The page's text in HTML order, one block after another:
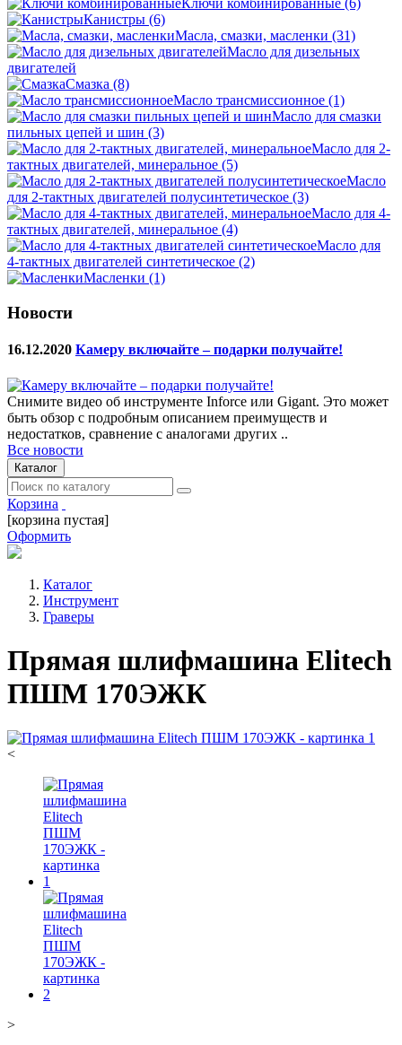
Ключи комбинированные (6)
Канистры (6)
Масла, смазки, масленки (31)
Масло для дизельных
двигателей
Смазка (8)
Масло трансмиссионное (1)
Масло для смазки
пильных цепей и шин (3)
Масло для 2-
тактных двигателей, минеральное (5)
Масло
для 2-тактных двигателей полусинтетическое (3)
Масло для 4-
тактных двигателей, минеральное (4)
Масло для
4-тактных двигателей синтетическое (2)
Масленки (1)
Новости
16.12.2020 Камеру включайте – подарки получайте!
Снимите видео об инструменте Inforce или Gigant. Это может
быть обзор с подробным описанием преимуществ и
недостатков, сравнение с аналогами других ..
Все новости
Каталог
Корзина
[корзина пустая]
Оформить
Каталог
Инструмент
Граверы
Прямая шлифмашина Elitech
ПШМ 170ЭЖК
<
>